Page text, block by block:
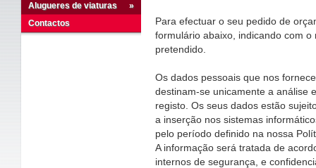
»
Alugueres de viaturas
Contactos
Para efectuar o seu pedido de
formulário abaixo, indicando com
pretendido.
Os dados pessoais que nos
destinam-se unicamente a análise
registo. Os seus dados estão
a inserção nos sistemas
pelo período definido na nossa
A informação será tratada de
internos de segurança, e